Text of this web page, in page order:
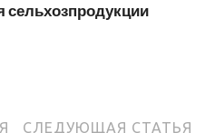
сельхозпродукции
СЛЕДУЮЩАЯ СТАТЬЯ